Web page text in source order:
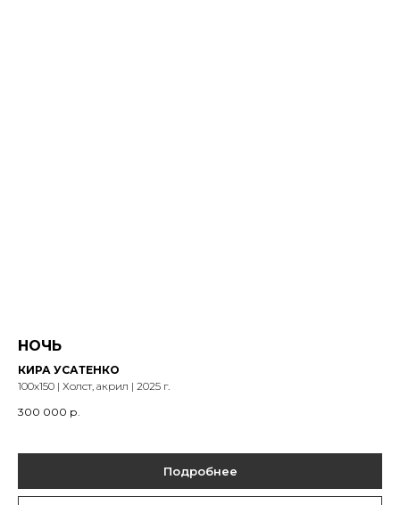
НОЧЬ
КИРА УСАТЕНКО
100х150 | Холст, акрил | 2025 г.
300 000 р.
Подробнее